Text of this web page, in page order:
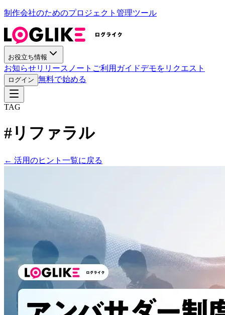
制作会社のためのプロジェクト管理ツール
お役立ち情報
お知らせリリースノート ご利用ガイドデモをリクエスト
ログイン 無料で始める
TAG
#リファラル
← 活用のヒント一覧に戻る